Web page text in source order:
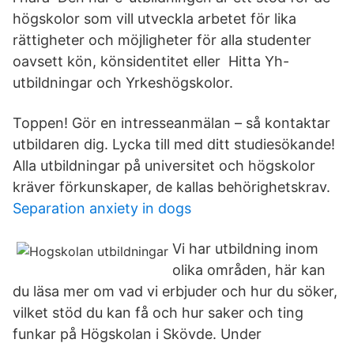
högskolor som vill utveckla arbetet för lika
rättigheter och möjligheter för alla studenter
oavsett kön, könsidentitet eller Hitta Yh-
utbildningar och Yrkeshögskolor.
Toppen! Gör en intresseanmälan – så kontaktar
utbildaren dig. Lycka till med ditt studiesökande!
Alla utbildningar på universitet och högskolor
kräver förkunskaper, de kallas behörighetskrav.
Separation anxiety in dogs
Vi har utbildning inom
olika områden, här kan
du läsa mer om vad vi erbjuder och hur du söker,
vilket stöd du kan få och hur saker och ting
funkar på Högskolan i Skövde. Under